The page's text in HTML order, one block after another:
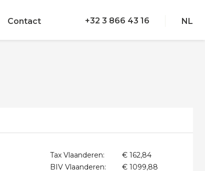
Contact +32 3 866 43 16 NL
Tax Vlaanderen:
€ 162,84
BIV Vlaanderen:
€ 1099,88